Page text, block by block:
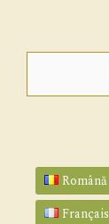
Română
Français